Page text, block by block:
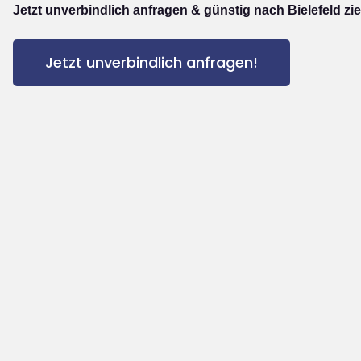
Jetzt unverbindlich anfragen & günstig nach Bielefeld
Jetzt unverbindlich anfragen!